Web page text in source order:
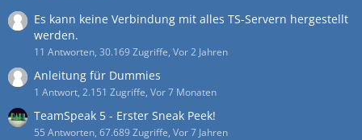
Es kann keine Verbindung mit alles TS-Servern hergestellt
werden.
11 Antworten, 30.169 Zugriffe, Vor 2 Jahren
Anleitung für Dummies
1 Antwort, 2.151 Zugriffe, Vor 7 Monaten
TeamSpeak 5 - Erster Sneak Peek!
55 Antworten, 67.689 Zugriffe, Vor 7 Jahren